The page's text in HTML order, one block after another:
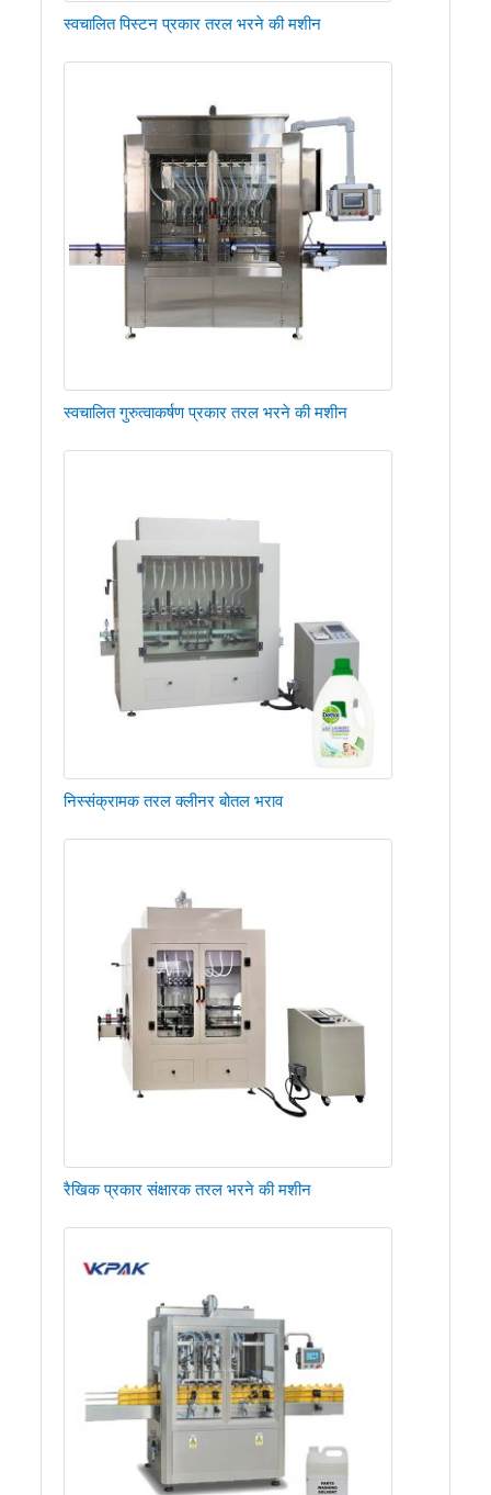
स्वचालित पिस्टन प्रकार तरल भरने की मशीन
स्वचालित गुरुत्वाकर्षण प्रकार तरल भरने की मशीन
निस्संक्रामक तरल क्लीनर बोतल भराव
रैखिक प्रकार संक्षारक तरल भरने की मशीन